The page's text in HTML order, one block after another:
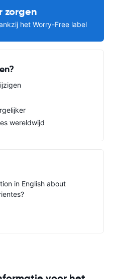
zorgen
het Worry-Free label
wereldwijd
in English about